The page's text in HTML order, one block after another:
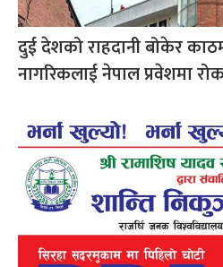
दुई देशको राहदानी बोकेर
नागरिकलाई नेपाल प्रवेशमा